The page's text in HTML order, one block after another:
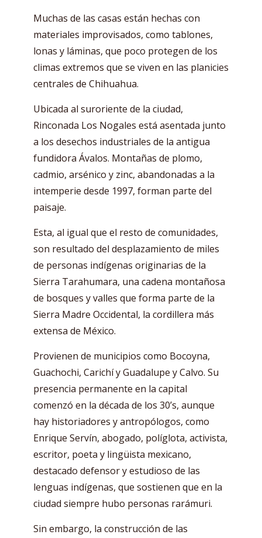
Muchas de las casas están hechas con
materiales improvisados, como tablones,
lonas y láminas, que poco protegen de los
climas extremos que se viven en las planicies
centrales de Chihuahua.
Ubicada al suroriente de la ciudad,
Rinconada Los Nogales está asentada junto
a los desechos industriales de la antigua
fundidora Ávalos. Montañas de plomo,
cadmio, arsénico y zinc, abandonadas a la
intemperie desde 1997, forman parte del
paisaje.
Esta, al igual que el resto de comunidades,
son resultado del desplazamiento de miles
de personas indígenas originarias de la
Sierra Tarahumara, una cadena montañosa
de bosques y valles que forma parte de la
Sierra Madre Occidental, la cordillera más
extensa de México.
Provienen de municipios como Bocoyna,
Guachochi, Carichí y Guadalupe y Calvo. Su
presencia permanente en la capital
comenzó en la década de los 30’s, aunque
hay historiadores y antropólogos, como
Enrique Servín, abogado, políglota, activista,
escritor, poeta y lingüista mexicano,
destacado defensor y estudioso de las
lenguas indígenas, que sostienen que en la
ciudad siempre hubo personas rarámuri.
Sin embargo, la construcción de las